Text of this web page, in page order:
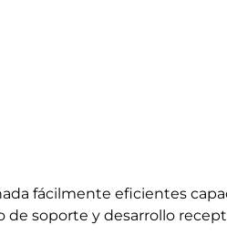
fácilmente eficientes
de soporte y desarrollo